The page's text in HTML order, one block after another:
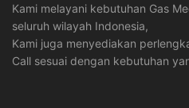
Kami melayani kebutuhan Gas
seluruh wilayah Indonesia,
Kami juga menyediakan
Call sesuai dengan kebutuhan